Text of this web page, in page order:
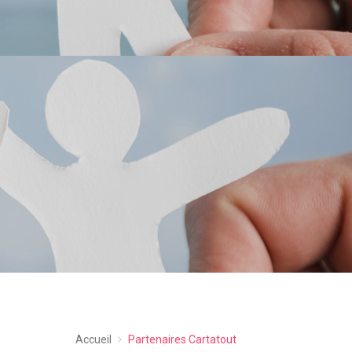
Accueil Partenaires Cartatout